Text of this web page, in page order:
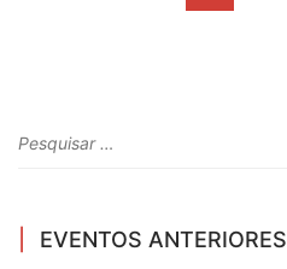
EVENTOS ANTERIORES